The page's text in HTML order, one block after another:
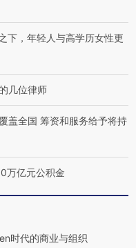
下，年轻人与高学历女性更
几位律师
盖全国 筹资和服务给予将持
万亿元公积金
时代的商业与组织